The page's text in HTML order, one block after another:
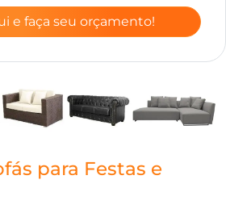
e faça seu orçamento!
para Festas e